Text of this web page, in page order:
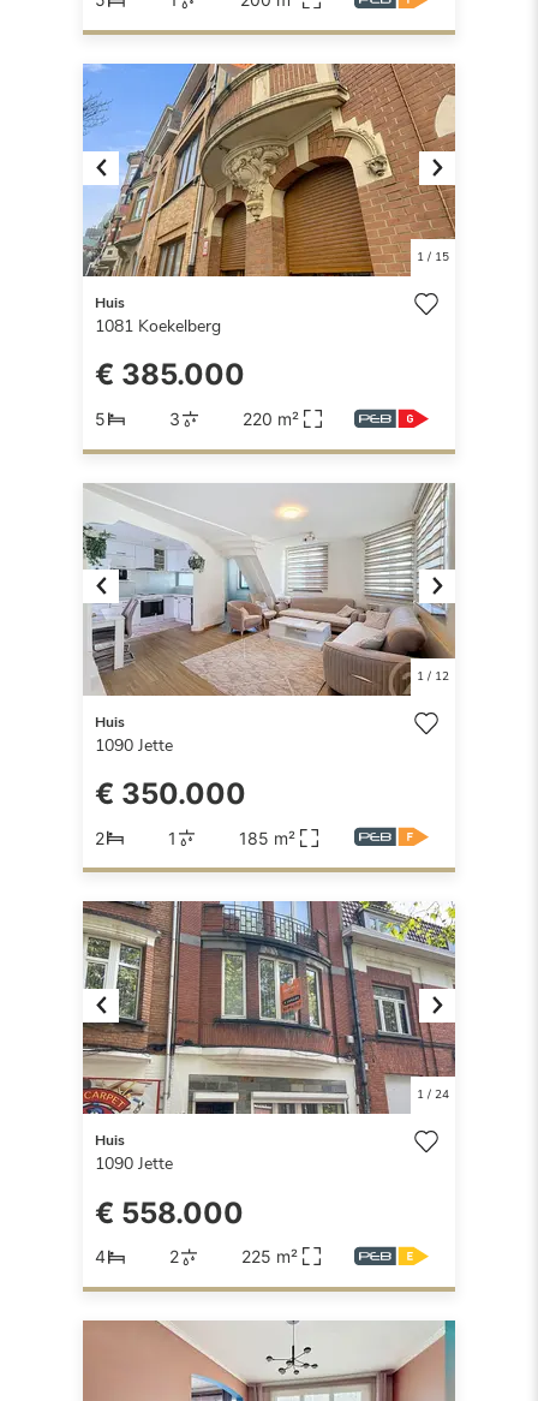
Previous Next
1/ 15
Huis
1081 Koekelberg
€ 385.000
5 3 220 m²
Previous Next
1/ 12
Huis
1090 Jette
€ 350.000
2 1 185 m²
Previous Next
1/ 24
Huis
1090 Jette
€ 558.000
4 2 225 m²